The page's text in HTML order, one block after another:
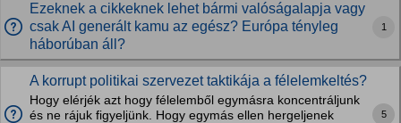
Ezeknek a cikkeknek lehet bármi valóságalapja vagy
csak AI generált kamu az egész? Európa tényleg
háborúban áll?
1
A korrupt politikai szervezet taktikája a félelemkeltés?
Hogy elérjék azt hogy félelemből egymásra koncentráljunk
és ne rájuk figyeljünk. Hogy egymás ellen hergeljenek
5